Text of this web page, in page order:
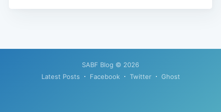
SABF Blog © 2026
Latest Posts
Facebook Twitter Ghost